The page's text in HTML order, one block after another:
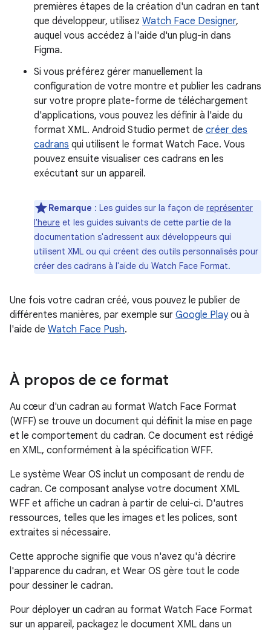
premières étapes de la création d'un cadran en tant
que développeur, utilisez Watch Face Designer,
auquel vous accédez à l'aide d'un plug-in dans
Figma.
Si vous préférez gérer manuellement la
configuration de votre montre et publier les cadrans
sur votre propre plate-forme de téléchargement
d'applications, vous pouvez les définir à l'aide du
format XML. Android Studio permet de créer des
cadrans qui utilisent le format Watch Face. Vous
pouvez ensuite visualiser ces cadrans en les
exécutant sur un appareil.
Remarque : Les guides sur la façon de représenter
l'heure et les guides suivants de cette partie de la
documentation s'adressent aux développeurs qui
utilisent XML ou qui créent des outils personnalisés pour
créer des cadrans à l'aide du Watch Face Format.
Une fois votre cadran créé, vous pouvez le publier de
différentes manières, par exemple sur Google Playou à
l'aide de Watch Face Push.
À propos de ce format
Au cœur d'un cadran au format Watch Face Format
(WFF) se trouve un document qui définit la mise en page
et le comportement du cadran. Ce document est rédigé
en XML, conformément à la spécification WFF.
Le système Wear OS inclut un composant de rendu de
cadran. Ce composant analyse votre document XML
WFF et affiche un cadran à partir de celui-ci. D'autres
ressources, telles que les images et les polices, sont
extraites si nécessaire.
Cette approche signifie que vous n'avez qu'à décrire
l'apparence du cadran, et Wear OS gère tout le code
pour dessiner le cadran.
Pour déployer un cadran au format Watch Face Format
sur un appareil, packagez le document XML dans un